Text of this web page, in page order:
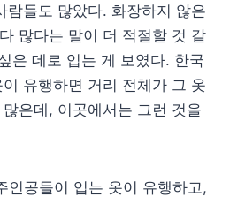
람들도 많았다. 화장하지 않은
많다는 말이 더 적절할 것 같
은 데로 입는 게 보였다. 한국
유행하면 거리 전체가 그 옷
은데, 이곳에서는 그런 것을
인공들이 입는 옷이 유행하고,